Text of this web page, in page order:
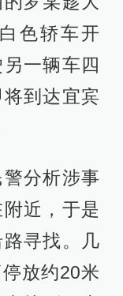
色轿车开
一辆车四
到达宜宾
分析涉事
近，于是
寻找。几
放约20米